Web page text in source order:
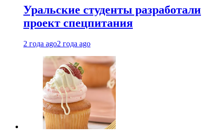
Уральские студенты разработали
проект спецпитания
2 года ago2 года ago